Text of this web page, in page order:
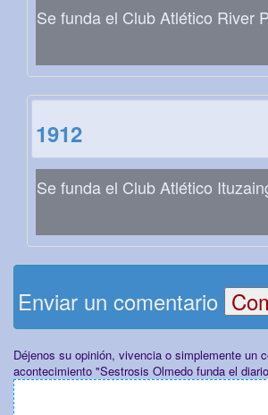
Se funda el Club Atlético River
1912
Se funda el Club Atlético
Enviar un comentario
Déjenos su opinión, vivencia o simplemente un
acontecimiento "Sestrosis Olmedo funda el